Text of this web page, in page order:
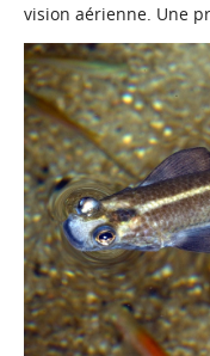
vision aérienne. Une